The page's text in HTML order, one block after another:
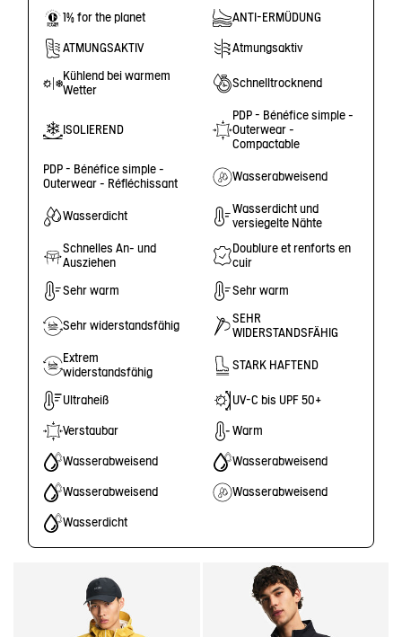
1% for the planet ANTI-ERMÜDUNG
ATMUNGSAKTIV Atmungsaktiv
Kühlend bei warmem
Wetter
Schnelltrocknend
ISOLIEREND
PDP - Bénéfice simple -
Outerwear -
Compactable
PDP - Bénéfice simple -
Outerwear - Réfléchissant
Wasserabweisend
Wasserdicht
Wasserdicht und
versiegelte Nähte
Schnelles An- und
Ausziehen
Doublure et renforts en
cuir
Sehr warm Sehr warm
Sehr widerstandsfähig
SEHR
WIDERSTANDSFÄHIG
Extrem
widerstandsfähig
STARK HAFTEND
Ultraheiß UV-C bis UPF 50+
Verstaubar Warm
Wasserabweisend Wasserabweisend
Wasserabweisend Wasserabweisend
Wasserdicht